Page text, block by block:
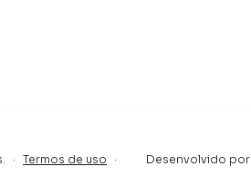
· Termos de uso · Desenvolvido por